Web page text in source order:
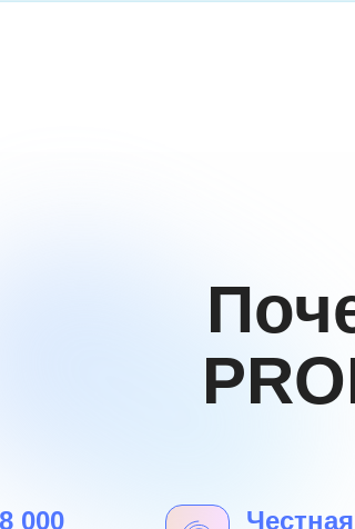
000